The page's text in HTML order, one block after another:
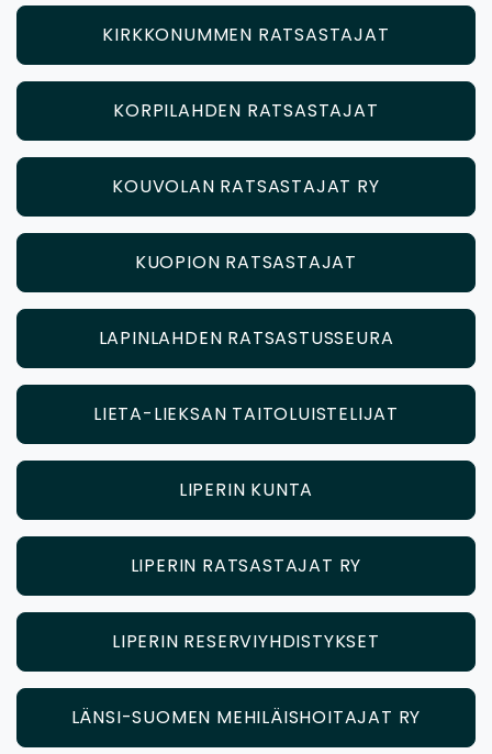
KIRKKONUMMEN RATSASTAJAT
KORPILAHDEN RATSASTAJAT
KOUVOLAN RATSASTAJAT RY
KUOPION RATSASTAJAT
LAPINLAHDEN RATSASTUSSEURA
LIETA-LIEKSAN TAITOLUISTELIJAT
LIPERIN KUNTA
LIPERIN RATSASTAJAT RY
LIPERIN RESERVIYHDISTYKSET
LÄNSI-SUOMEN MEHILÄISHOITAJAT RY